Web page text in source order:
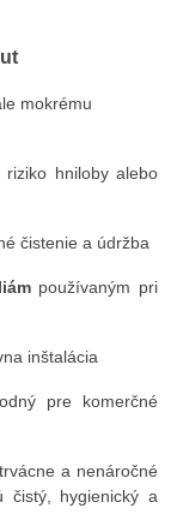
mokrému
hniloby alebo
čistenie a údržba
používaným pri
inštalácia
pre komerčné
a nenáročné
čistý, hygienický a